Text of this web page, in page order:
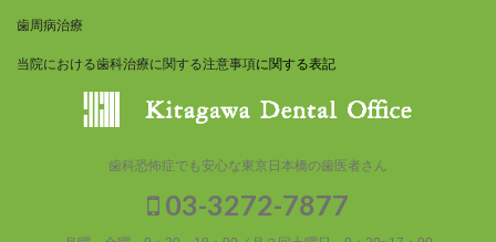
歯周病治療
当院における歯科治療に関する注意事項に関する表記
歯科恐怖症でも安心な東京日本橋の歯医者さん
03-3272-7877